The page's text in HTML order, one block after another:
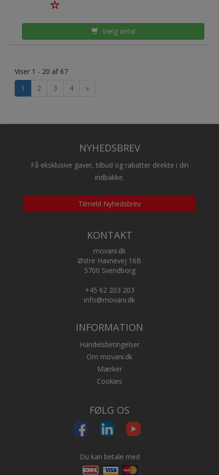
Vælg antal
Viser 1 - 20 af 67
1
2 3 4 »
NYHEDSBREV
Få eksklusive gaver, tilbud og rabatter direkte i din
indbakke.
Tilmeld Nyhedsbrev
KONTAKT
movani.dk
Østre Havnevej 16B
5700 Svendborg
+45 62 203 203
info@movani.dk
INFORMATION
Handelsbetingelser
Om movani.dk
Mærker
Cookies
FØLG OS
Du kan betale med